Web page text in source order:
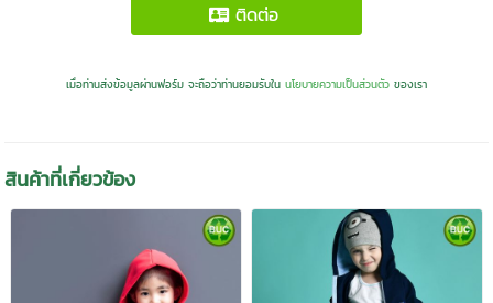
ติดต่อ
เมื่อท่านส่งข้อมูลผ่านฟอร์ม จะถือว่าท่านยอมรับใน นโยบายความเป็นส่วนตัว ของเรา
สินค้าที่เกี่ยวข้อง